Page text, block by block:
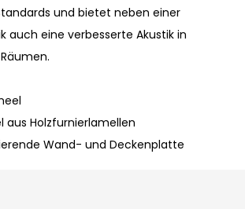
und bietet neben einer
auch eine verbesserte Akustik in
aus Holzfurnierlamellen
Wand- und Deckenplatte